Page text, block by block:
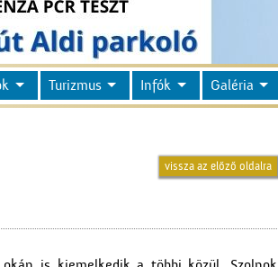
Turizmus Infók Galéria
vissza az előző oldalra